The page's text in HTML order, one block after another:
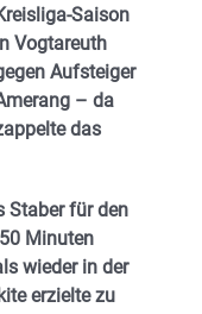
Saison
Vogtareuth
Aufsteiger
– da
das
Staber für den
Minuten
wieder in der
erzielte zu